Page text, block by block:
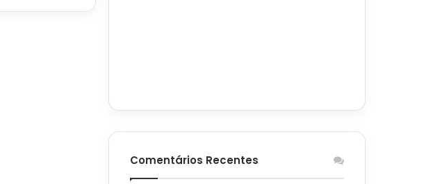
Comentários Recentes